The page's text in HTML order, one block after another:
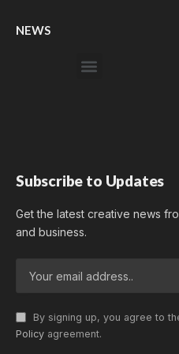
NEWS
Subscribe to Updates
Get the latest creative news
and business.
By signing up, you agree to
Policy agreement.